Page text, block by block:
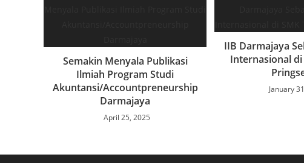
Semakin Menyala Publikasi
Ilmiah Program Studi
Akuntansi/Accountpreneurship
Darmajaya
April 25, 2025
IIB Darmajaya
Internasional di
January